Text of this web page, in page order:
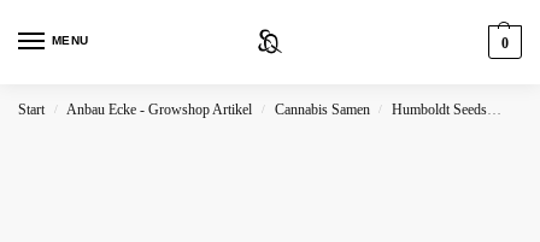
MENU 0
Start / Anbau Ecke - Growshop Artikel / Cannabis Samen / Humboldt Seeds